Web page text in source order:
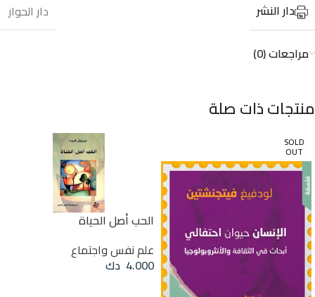
دار النشر دار الحوار
مراجعات (0)
منتجات ذات صلة
SOLD
OUT
الحب أصل الحياة
علم نفس واجتماع
4.000 دك